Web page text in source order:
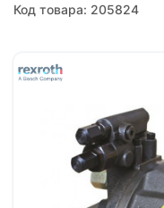
Код товара: 205824